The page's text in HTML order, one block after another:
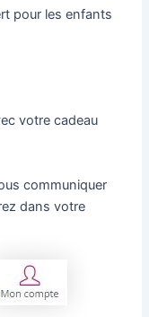
pour les enfants
votre cadeau
communiquer
dans votre